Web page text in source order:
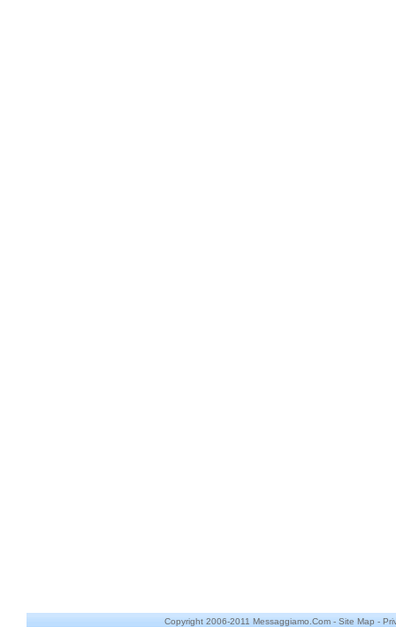
Copyright 2006-2011 Messaggiamo.Com - Site Map -